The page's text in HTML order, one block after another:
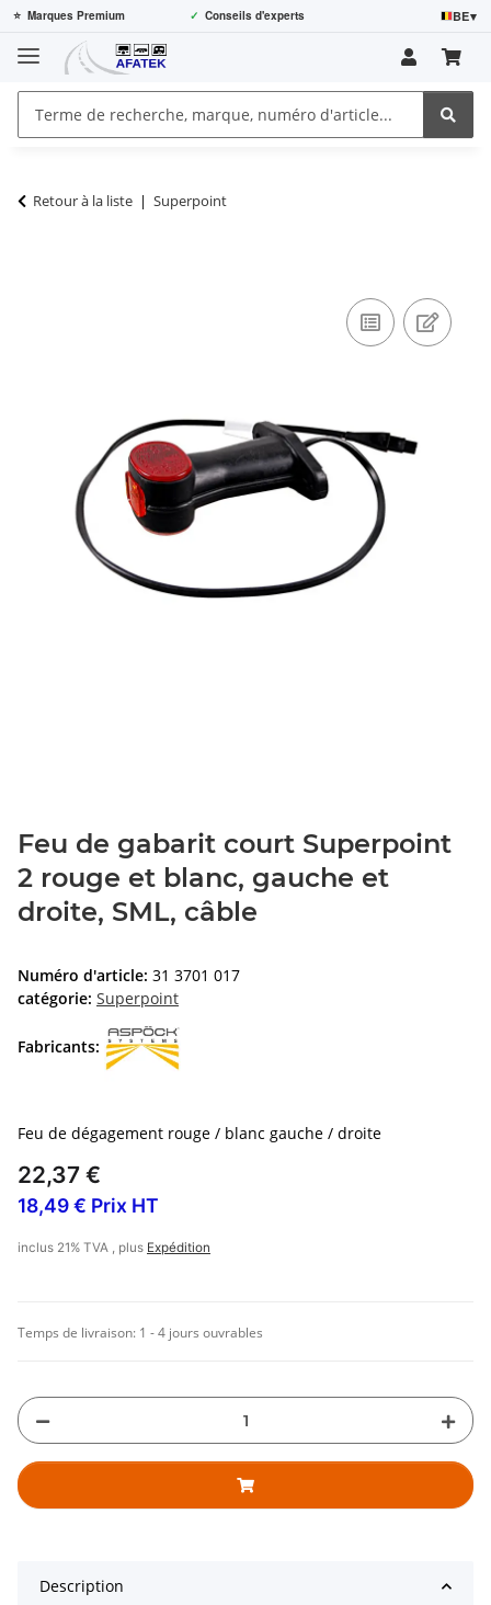
⭐ Marques Premium ✓ Conseils d'experts BE▾
Retour à la liste Superpoint
Feu de gabarit court Superpoint
2 rouge et blanc, gauche et
droite, SML, câble
Numéro d'article: 31 3701 017
catégorie: Superpoint
Fabricants:
Feu de dégagement rouge / blanc gauche / droite
22,37 €
18,49 € Prix HT
inclus 21% TVA , plus Expédition
Temps de livraison: 1 - 4 jours ouvrables
Description